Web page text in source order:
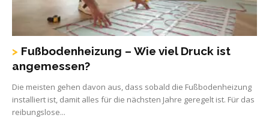
Fußbodenheizung – Wie viel Druck ist
angemessen?
Die meisten gehen davon aus, dass sobald die Fußbodenheizung
installiert ist, damit alles für die nächsten Jahre geregelt ist. Für das
reibungslose...